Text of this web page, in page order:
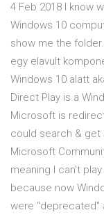
4 Feb 2018 I know
Windows 10
show me the
egy elavult
Windows 10 alatt
Direct Play is a
Microsoft is
could search & get
Microsoft
meaning I can't
because now
were "deprecated"